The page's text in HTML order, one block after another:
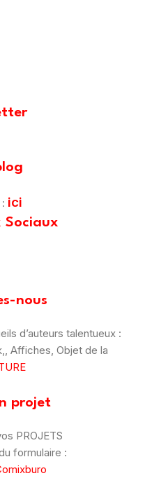
ici
Sociaux
nous
d’auteurs talentueux :
Affiches, Objet de la
projet
PROJETS
formulaire :